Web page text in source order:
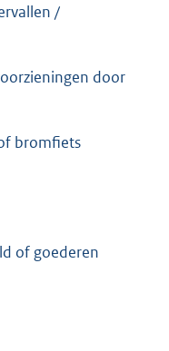
/
door
bromfiets
of goederen